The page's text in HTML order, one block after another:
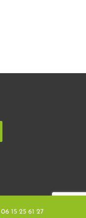
06 15 25 61 27